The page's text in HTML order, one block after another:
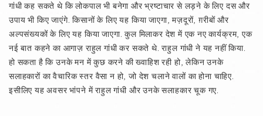
गांधी कह सकते थे कि लोकपाल भी बनेगा और भ्रष्टाचार से लड़ने के लिए दस और
उपाय भी किए जाएंगे. किसानों के लिए यह किया जाएगा, मज़दूरों, ग़रीबों और
अल्पसंख्यकों के लिए यह किया जाएगा. कुल मिलाकर देश में एक नए कार्यक्रम, एक
नई बात कहने का आगाज़ राहुल गांधी कर सकते थे. राहुल गांधी ने यह नहीं किया.
हो सकता है कि उनके मन में कुछ करने की ख्वाहिश रही हो, लेकिन उनके
सलाहकारों का वैचारिक स्तर वैसा न हो, जो देश चलाने वालों का होना चाहिए.
इसीलिए यह अवसर भांपने में राहुल गांधी और उनके सलाहकार चूक गए.